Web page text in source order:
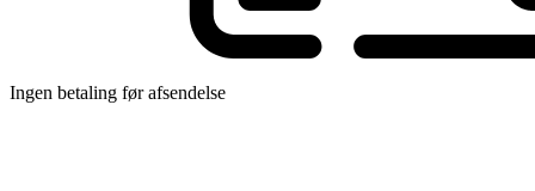
Ingen betaling før afsendelse